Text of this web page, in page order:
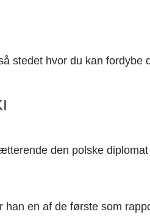
stedet hvor du kan
den polske
han en af de første som